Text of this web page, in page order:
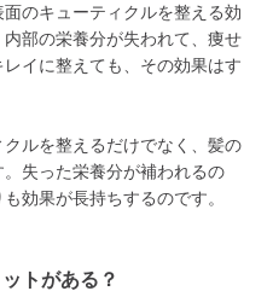
のキューティクルを整える効
部の栄養分が失われて、痩せ
イに整えても、その効果はす
ルを整えるだけでなく、髪の
失った栄養分が補われるの
効果が長持ちするのです。
トがある？